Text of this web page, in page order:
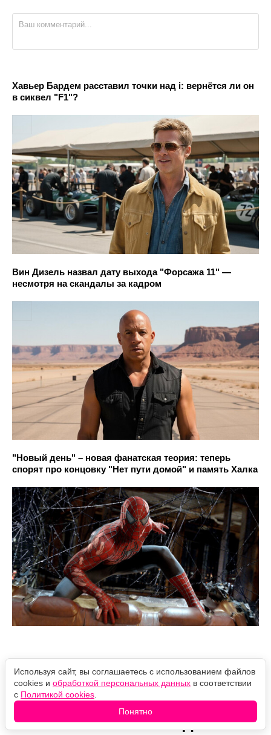
Хавьер Бардем расставил точки над i: вернётся ли он
в сиквел "F1"?
Вин Дизель назвал дату выхода "Форсажа 11" —
несмотря на скандалы за кадром
"Новый день" – новая фанатская теория: теперь
спорят про концовку "Нет пути домой" и память Халка
В новом "Человеке-пауке"
едва не появился один из
самых нелепых злодеев
Используя сайт, вы соглашаетесь с использованием файлов
cookies и обработкой персональных данных в соответствии
с Политикой cookies
Понятно